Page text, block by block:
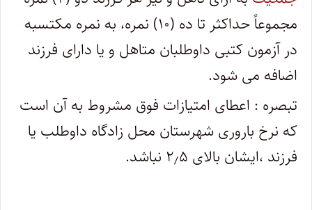
مجموعاً حداکثر تا ده (۱۰) نمره، به نمره مکتسبه
در آزمون کتبی داوطلبان متاهل و یا دارای فرزند
اضافه می شود.
تبصره : اعطای امتیازات فوق مشروط به آن است
که نرخ باروری شهرستان محل زادگاه داوطلب یا
فرزند ،ایشان بالای ۲٫۵ نباشد.